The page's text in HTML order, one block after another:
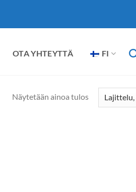
OTA YHTEYTTÄ FI
Näytetään ainoa tulos